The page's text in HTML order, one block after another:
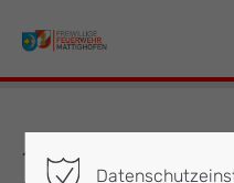
Der Eintrag "offcanvas-
11.05.2024